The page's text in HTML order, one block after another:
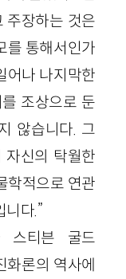
주장하는 것은
를 통해서인가
어나 나지막한
조상으로 둔
않습니다. 그
자신의 탁월한
학적으로 연관
다.”
스티븐 굴드
론의 역사에